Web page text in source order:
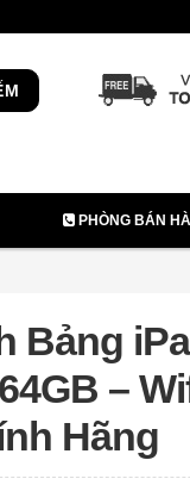
PHÒNG BÁN
Bảng
–
Hãng